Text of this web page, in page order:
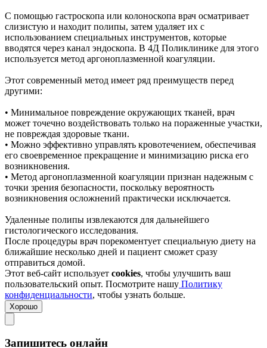
С помощью гастроскопа или колоноскопа врач осматривает
слизистую и находит полипы, затем удаляет их с
использованием специальных инструментов, которые
вводятся через канал эндоскопа. В 4Д Поликлинике для этого
используется метод аргоноплазменной коагуляции.
Этот современный метод имеет ряд преимуществ перед
другими:
• Минимальное повреждение окружающих тканей, врач
может точечно воздействовать только на пораженные участки,
не повреждая здоровые ткани.
• Можно эффективно управлять кровотечением, обеспечивая
его своевременное прекращение и минимизацию риска его
возникновения.
• Метод аргоноплазменной коагуляции признан надежным с
точки зрения безопасности, поскольку вероятность
возникновения осложнений практически исключается.
Удаленные полипы извлекаются для дальнейшего
гистологического исследования.
После процедуры врач порекоментует специальную диету на
ближайшие несколько дней и пациент сможет сразу
отправиться домой.
Этот веб-сайт использует cookies, чтобы улучшить ваш
пользовательский опыт. Посмотрите нашу Политику
конфиденциальности, чтобы узнать больше.
Хорошо
Запишитесь онлайн